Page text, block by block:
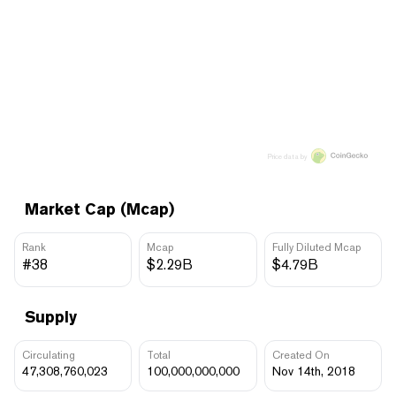
Market Cap (Mcap)
Rank
#38
Mcap
$2.29B
Fully Diluted Mcap
$4.79B
Supply
Circulating
47,308,760,023
Total
100,000,000,000
Created On
Nov 14th, 2018
Price data by